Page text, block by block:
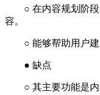
○ 在内容规划阶段
容。
○ 能够帮助用户建
● 缺点
○ 其主要功能是内